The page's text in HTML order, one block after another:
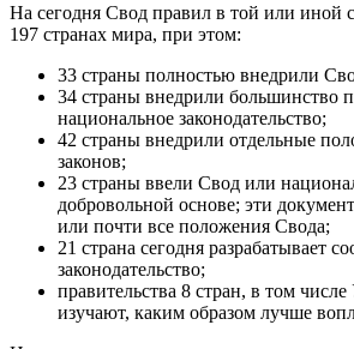
На сегодня Свод правил в той или иной
197 странах мира, при этом:
33 страны полностью внедрили
34 страны внедрили большинство
национальное законодательство;
42 страны внедрили отдельные
законов;
23 страны ввели Свод или
добровольной основе; эти
или почти все положения Свода;
21 страна сегодня разрабатывает
законодательство;
правительства 8 стран, в том
изучают, каким образом лучше